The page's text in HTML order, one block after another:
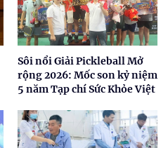
Sôi nổi Giải Pickleball Mở
rộng 2026: Mốc son kỷ niệm
5 năm Tạp chí Sức Khỏe Việt